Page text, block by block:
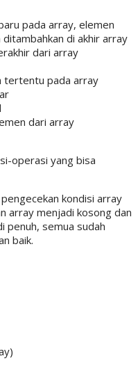
pada array, elemen
di akhir array
dari array
tertentu pada array
dari array
operasi yang bisa
kondisi array
array menjadi kosong dan
penuh, semua sudah
baik.